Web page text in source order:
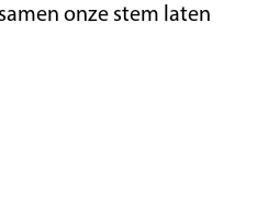
onze stem laten